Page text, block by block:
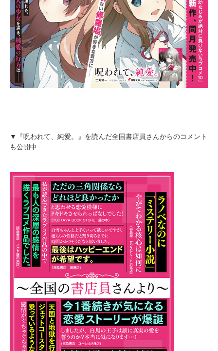
▼『呪われて、純愛。』を読んだ全国書店員さんからのコメント
も公開中